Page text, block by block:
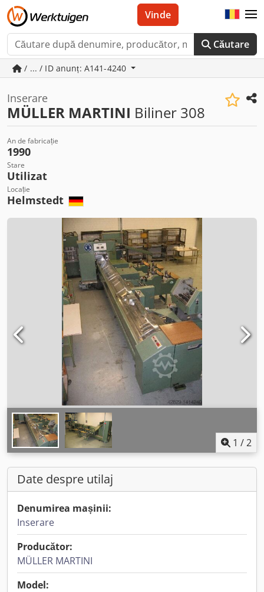
Căutare
Vinde
/ ... / ID anunț: A141-4240
Inserare
MÜLLER MARTINI Biliner 308
An de fabricație
1990
Stare
Utilizat
Locație
Helmstedt
1 /2
Date despre utilaj
Denumirea mașinii:
Inserare
Producător:
MÜLLER MARTINI
Model: